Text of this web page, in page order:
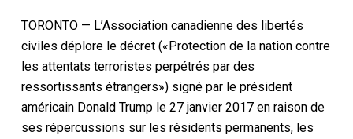
TORONTO — L’Association canadienne des libertés
civiles déplore le décret («Protection de la nation contre
les attentats terroristes perpétrés par des
ressortissants étrangers») signé par le président
américain Donald Trump le 27 janvier 2017 en raison de
ses répercussions sur les résidents permanents, les